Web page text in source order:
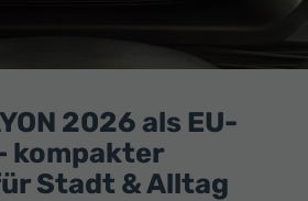
2026 als EU-
kompakter
Stadt & Alltag